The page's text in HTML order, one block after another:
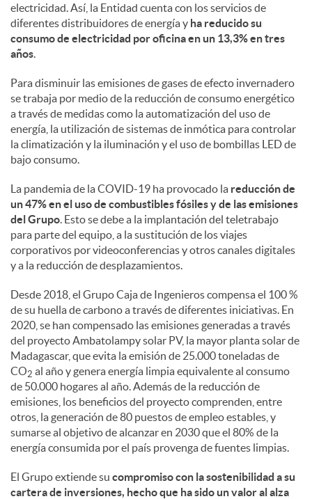
electricidad. Así, la Entidad cuenta con los servicios de
diferentes distribuidores de energía y ha reducido su
consumo de electricidad por oficina en un 13,3% en tres
años.
Para disminuir las emisiones de gases de efecto invernadero
se trabaja por medio de la reducción de consumo energético
a través de medidas como la automatización del uso de
energía, la utilización de sistemas de inmótica para controlar
la climatización y la iluminación y el uso de bombillas LED de
bajo consumo.
La pandemia de la COVID-19 ha provocado la reducción de
un 47% en el uso de combustibles fósiles y de las emisiones
del Grupo. Esto se debe a la implantación del teletrabajo
para parte del equipo, a la sustitución de los viajes
corporativos por videoconferencias y otros canales digitales
y a la reducción de desplazamientos.
Desde 2018, el Grupo Caja de Ingenieros compensa el 100 %
de su huella de carbono a través de diferentes iniciativas. En
2020, se han compensado las emisiones generadas a través
del proyecto Ambatolampy solar PV, la mayor planta solar de
Madagascar, que evita la emisión de 25.000 toneladas de
CO2 al año y genera energía limpia equivalente al consumo
de 50.000 hogares al año. Además de la reducción de
emisiones, los beneficios del proyecto comprenden, entre
otros, la generación de 80 puestos de empleo estables, y
sumarse al objetivo de alcanzar en 2030 que el 80% de la
energía consumida por el país provenga de fuentes limpias.
El Grupo extiende su compromiso con la sostenibilidad a su
cartera de inversiones, hecho que ha sido un valor al alza